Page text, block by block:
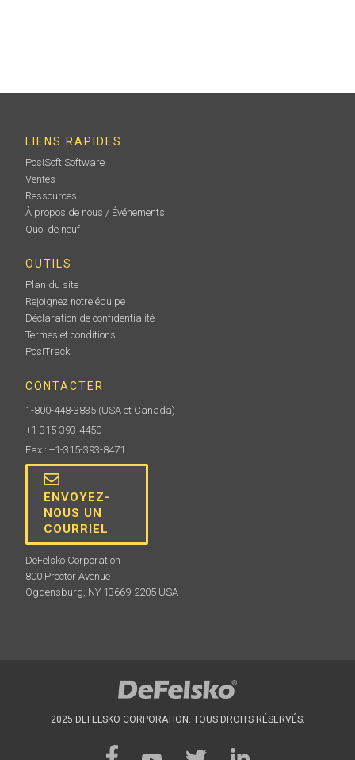
LIENS RAPIDES
PosiSoft Software
Ventes
Ressources
À propos de nous / Événements
Quoi de neuf
OUTILS
Plan du site
Rejoignez notre équipe
Déclaration de confidentialité
Termes et conditions
PosiTrack
CONTACTER
1-800-448-3835 (USA et Canada)
+1-315-393-4450
Fax : +1-315-393-8471
ENVOYEZ-
NOUS UN
COURRIEL
DeFelsko Corporation
800 Proctor Avenue
Ogdensburg, NY 13669-2205 USA
2025 DEFELSKO CORPORATION. TOUS DROITS RÉSERVÉS.